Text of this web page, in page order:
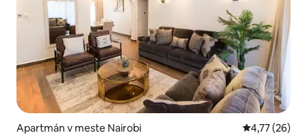
Apartmán v meste Nairobi Priemerné
4,77 (26)